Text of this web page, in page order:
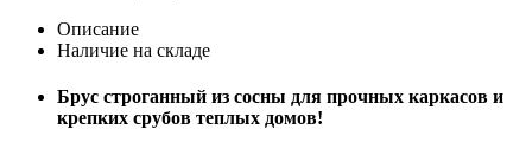
Описание
Наличие на складе
Брус строганный из сосны для прочных каркасов и
крепких срубов теплых домов!